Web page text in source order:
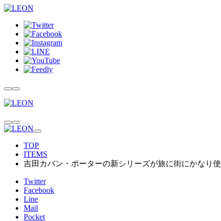
TOP
ITEMS
吉田カバン・ポーターの新シリーズが旅に街にかなり
Twitter
Facebook
Line
Mail
Pocket